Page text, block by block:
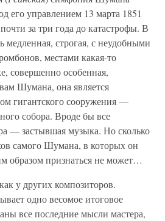
его управлением 13 марта 1851
за три года до катастрофы. В
медленная, строгая, с неудобными
местами какая-то
совершенно особенная,
Шумана, она является
гигантского сооружения —
собора. Вроде бы все
— застывшая музыка. Но сколько
самого Шумана, в которых он
образом признаться не может…
у других композиторов.
одно весомое итоговое
все последние мысли мастера,